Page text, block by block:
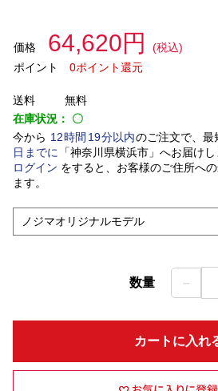
価格 64,620円
(税込)
ポイント
0ポイント還元
送料
無料
在庫状況： 〇
今から 12時間 19分以内のご注文で、最
日 までに 「神奈川県横浜市」 へお届けし
ログイン をすると、お客様のご住所へ
ます。
ノジマオリジナルモデル
数量 －
カートに入れ